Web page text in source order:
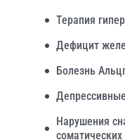
Терапия
Дефицит
Болезнь
Нарушения